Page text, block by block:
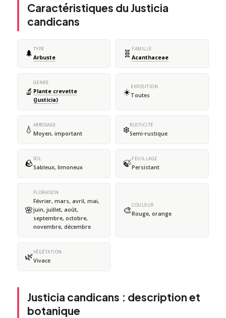
Caractéristiques du Justicia
candicans
🌲 TYPE
Arbuste 🧬 FAMILLE
Acanthaceae
🔬
GENRE
Plante crevette
(Justicia)
☀️EXPOSITION
Toutes
💧 ARROSAGE
Moyen, important ❄️RUSTICITÉ
Semi-rustique
🪨SOL
Sableux, limoneux 🍃FEUILLAGE
Persistant
🌸
FLORAISON
Février, mars, avril, mai,
juin, juillet, août,
septembre, octobre,
novembre, décembre
🎨COULEUR
Rouge, orange
🌿VÉGÉTATION
Vivace
Justicia candicans : description et
botanique